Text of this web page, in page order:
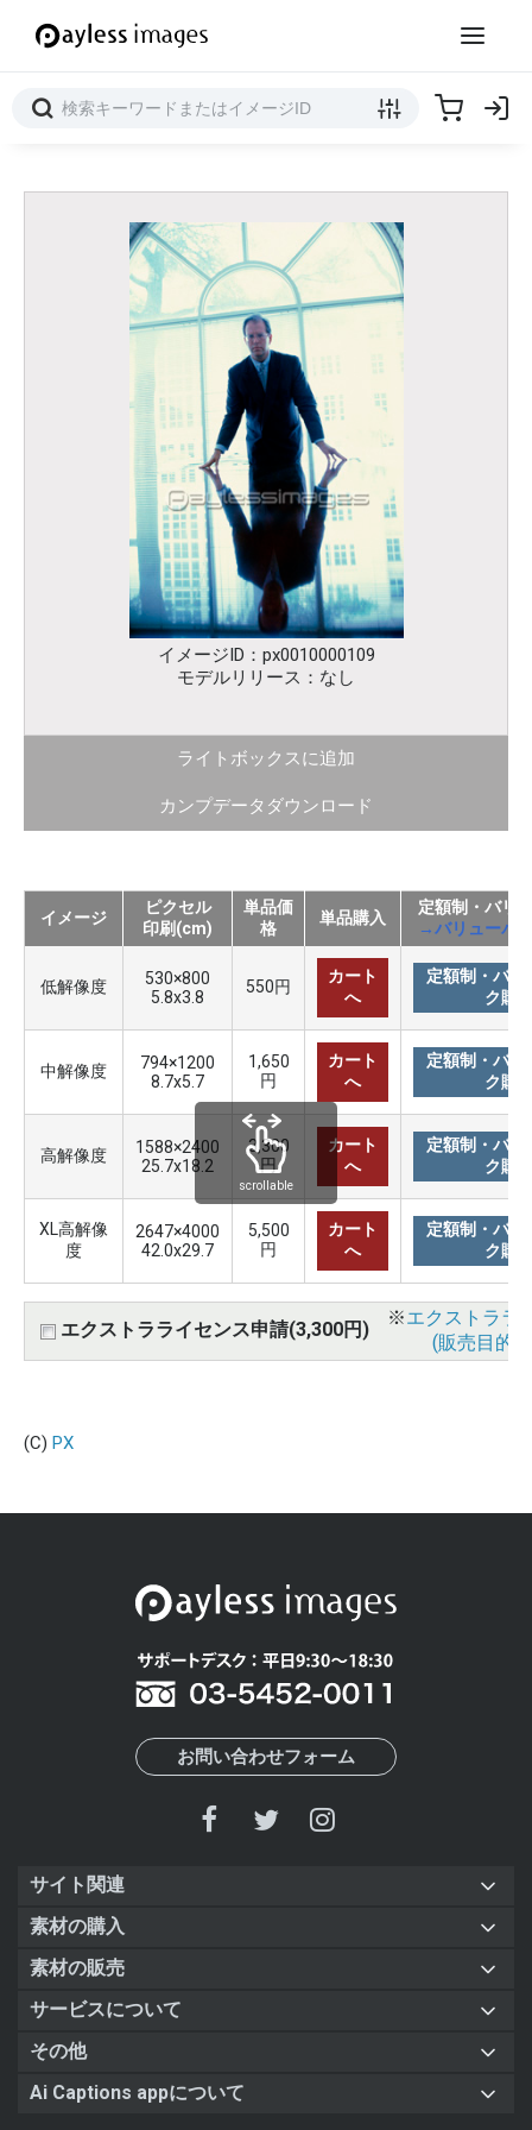
イメージID：px0010000109
モデルリリース：なし
ライトボックスに追加
カンプデータダウンロード
イメージ
ピクセル
印刷(cm)
単品価
格
単品購入
定額制・バリ
→バリューパ
低解像度
530×800
5.8x3.8
550円
カート
へ
定額制・バリ
ク購
中解像度
794×1200
8.7x5.7
1,650
円
カート
へ
定額制・バリ
ク購
高解像度
1588×2400
25.7x18.2
3,300
円
カート
へ
定額制・バリ
ク購
XL高解像
度
2647×4000
42.0x29.7
5,500
円
カート
へ
定額制・バリ
ク購
エクストラライセンス申請(3,300円)
※エクストララ
(販売目的
scrollable
(C) PX
お問い合わせフォーム
サイト関連
素材の購入
素材の販売
サービスについて
その他
Ai Captions appについて